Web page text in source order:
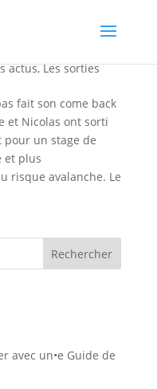
actus,Les sorties
fait son come back
et Nicolas ont sorti
pour un stage de
et plus
risque avalanche. Le
Rechercher
avec un•e Guide de